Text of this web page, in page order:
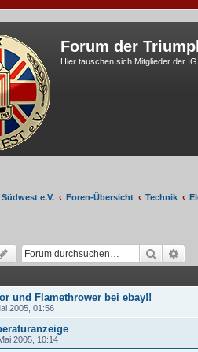
Forum der
Hier tauschen sich Mitglieder der
Südwest e.V. Foren-Übersicht Technik
Suche
und Flamethrower bei ebay!!
2005, 01:56
2005, 10:14